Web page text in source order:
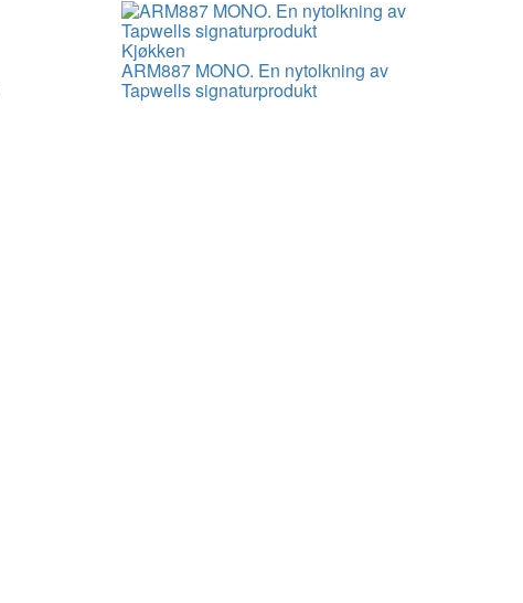
Kjøkken
ARM887 MONO. En nytolkning av
Tapwells signaturprodukt